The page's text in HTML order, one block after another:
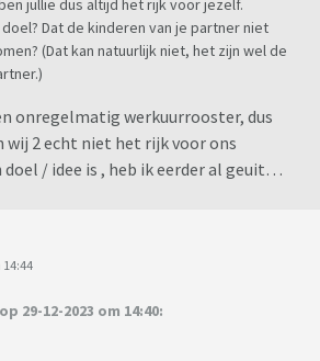
jullie dus altijd het rijk voor jezelf.
Dat de kinderen van je partner niet
(Dat kan natuurlijk niet, het zijn wel de
onregelmatig werkuurrooster, dus
wij 2 echt niet het rijk voor ons
/ idee is , heb ik eerder al geuit…
14:44
29-12-2023 om 14:40: